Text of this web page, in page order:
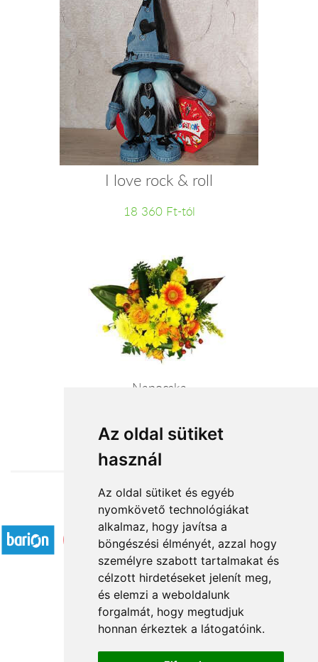
Az oldal sütiket
használ
Az oldal sütiket és egyéb
nyomkövető technológiákat
alkalmaz, hogy javítsa a
böngészési élményét, azzal hogy
személyre szabott tartalmakat és
célzott hirdetéseket jelenít meg,
és elemzi a weboldalunk
forgalmát, hogy megtudjuk
honnan érkeztek a látogatóink.
I love rock & roll
18 360 Ft-tól
Napocska
Elfogadott fizetési módok
Rólunk
Kapcsolat
Á.SZ.F.